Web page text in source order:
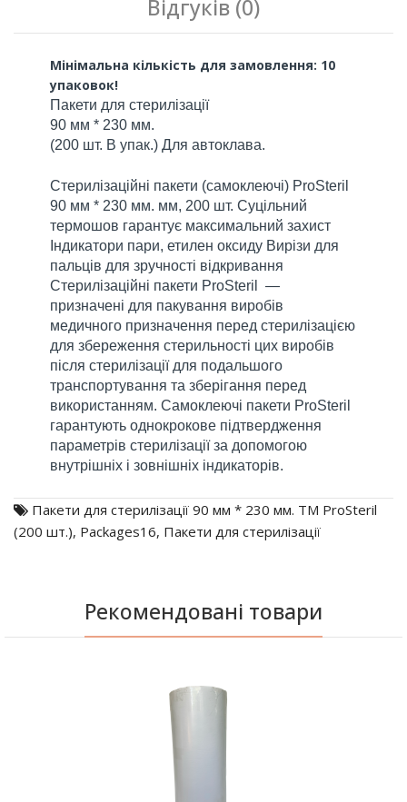
Відгуків (0)
Мінімальна кількість для замовлення: 10
упаковок!
Пакети для стерилізації
90 мм * 230 мм.
(200 шт. В упак.) Для автоклава.
Стерилізаційні пакети (самоклеючі) ProSteril
90 мм * 230 мм. мм, 200 шт. Суцільний
термошов гарантує максимальний захист
Індикатори пари, етилен оксиду Вирізи для
пальців для зручності відкривання
Стерилізаційні пакети ProSteril —
призначені для пакування виробів
медичного призначення перед стерилізацією
для збереження стерильності цих виробів
після стерилізації для подальшого
транспортування та зберігання перед
використанням. Самоклеючі пакети ProSteril
гарантують однокрокове підтвердження
параметрів стерилізації за допомогою
внутрішніх і зовнішніх індикаторів.
Пакети для стерилізації 90 мм * 230 мм. ТМ ProSteril
(200 шт.), Packages16, Пакети для стерилізації
Рекомендовані товари